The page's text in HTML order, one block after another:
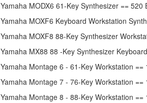
Yamaha MODX6 61-Key Synthesizer == 520
Yamaha MOXF6 Keyboard Workstation
Yamaha MOXF8 88-Key Synthesizer
Yamaha MX88 88 -Key Synthesizer
Yamaha Montage 6 - 61-Key Workstation ==
Yamaha Montage 7 - 76-Key Workstation ==
Yamaha Montage 8 - 88-Key Workstation ==